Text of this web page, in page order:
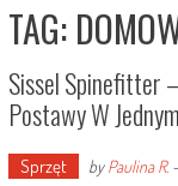
TAG:
Sissel Spinefitter
Postawy W
Sprzęt byPaulina R.-